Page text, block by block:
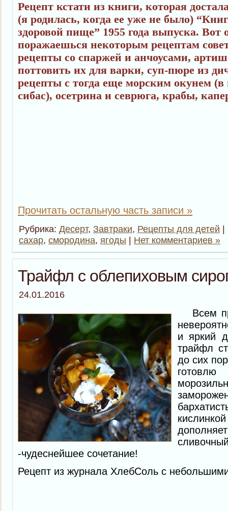
Рецепт кстати из книги, которая
(я родилась, когда ее уже не было)
здоровой пище” 1955 года выпуска.
поражаешься некоторым рецептам
рецепты со спаржей и анчоусами,
поттовить их для варки, суп-пюре из
рецепты с тогда еще морским окунем (в
сибас), осетрина и севрюга, крабы,
Прочитать остальную часть записи »
Рубрика: Десерт, Завтраки, Рецепты для детей |
сахар, смородина, ягоды | Нет комментариев »
Трайфл с облепиховым
24.01.2016
Всем
и яркий
трайфл
до сих
-чудеснейшее сочетание!
Рецепт из журнала ХлебСоль с